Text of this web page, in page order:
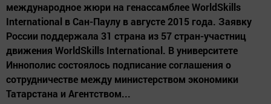
международное жюри на генассамблее WorldSkills
International в Сан-Паулу в августе 2015 года. Заявку
России поддержала 31 страна из 57 стран-участниц
движения WorldSkills International. В университете
Иннополис состоялось подписание соглашения о
сотрудничестве между министерством экономики
Татарстана и Агентством...